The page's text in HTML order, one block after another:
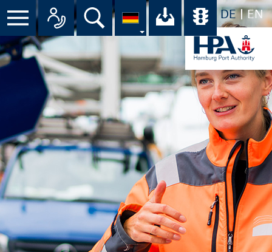
DE EN
Menü Alle Ansprechpartner im
Suche Ihr Download-